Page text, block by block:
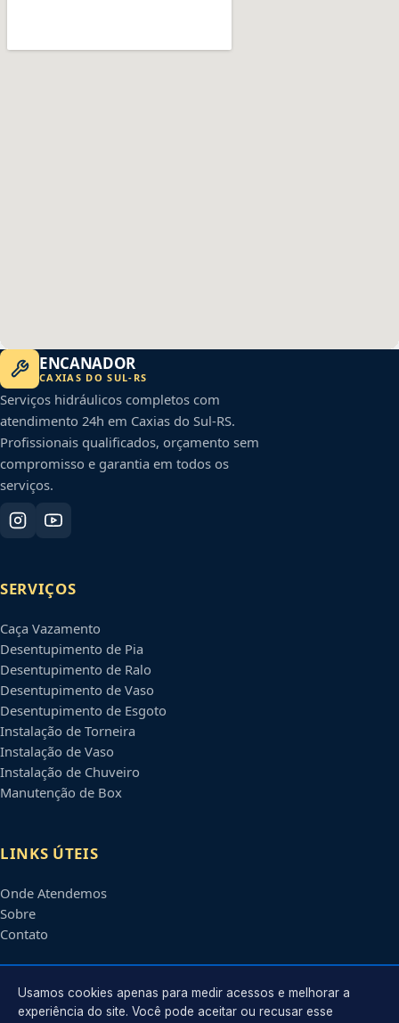
ENCANADOR
CAXIAS DO SUL- RS
Serviços hidráulicos completos com
atendimento 24h em Caxias do Sul-RS.
Profissionais qualificados, orçamento sem
compromisso e garantia em todos os
serviços.
SERVIÇOS
Caça Vazamento
Desentupimento de Pia
Desentupimento de Ralo
Desentupimento de Vaso
Desentupimento de Esgoto
Instalação de Torneira
Instalação de Vaso
Instalação de Chuveiro
Manutenção de Box
LINKS ÚTEIS
Onde Atendemos
Sobre
Contato
CONTATO
Usamos cookies apenas para medir acessos e melhorar a
experiência do site. Você pode aceitar ou recusar esse